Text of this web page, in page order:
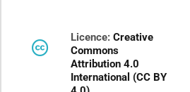
Licence:Creative
Commons
Attribution 4.0
International (CC BY